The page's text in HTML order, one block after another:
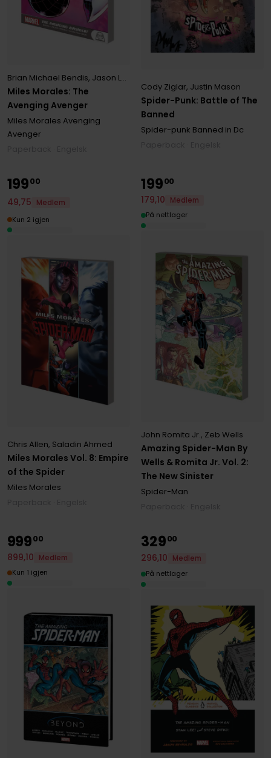
Miles Morales: The
Avenging Avenger
Brian Michael Bendis, Jason Latour
Miles Morales Avenging
Avenger
Spider-Punk: Battle of The
Banned
Cody Ziglar, Justin Mason
Spider-punk Banned in Dc
Miles Morales Vol. 8: Empire
of the Spider
Chris Allen, Saladin Ahmed
Miles Morales
19900
49,75
Medlem
Kun 2 igjen
Amazing Spider-Man By
Wells & Romita Jr. Vol. 2:
The New Sinister
John Romita Jr., Zeb Wells
Spider-Man
19900
179,10
Medlem
På nettlager
99900
899,10
Medlem
Kun 1 igjen
32900
296,10
Medlem
På nettlager